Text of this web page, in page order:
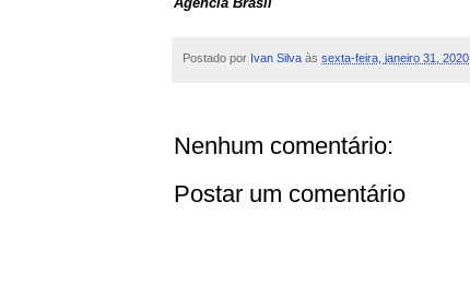
Postado por Ivan Silva às sexta-feira, janeiro 31, 2020
Nenhum comentário:
Postar um comentário